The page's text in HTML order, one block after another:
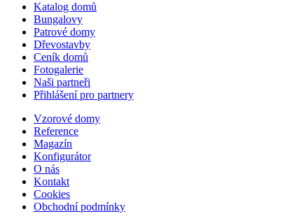
Katalog domů
Bungalovy
Patrové domy
Dřevostavby
Ceník domů
Fotogalerie
Naši partneři
Přihlášení pro partnery
Vzorové domy
Reference
Magazín
Konfigurátor
O nás
Kontakt
Cookies
Obchodní podmínky